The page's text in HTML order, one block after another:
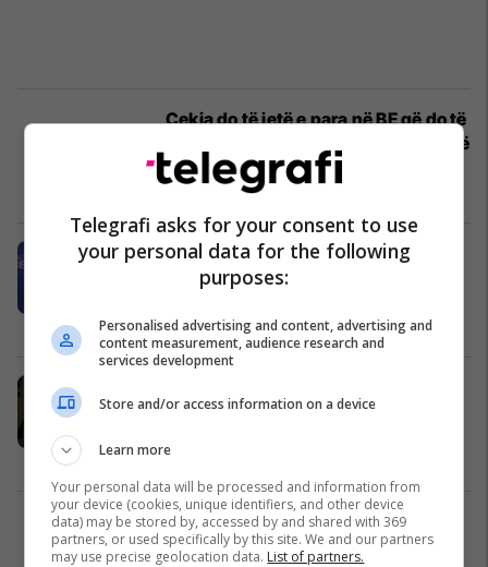
Çekia do të jetë e para në BE që do të
lejojë shpejtësinë deri në 150 km/orë
në autostrada
Auto Lajme 23/08/2025
Ministri i Jashtëm çek për takimin
Trump-Putin: Dëgjuam përsëri
Rusisë
Evropa 16/08/2025
sigurojnë të ardhurat evropianët e
Botë
2
Telegrafi asks for your consent to use
your personal data for the following
purposes:
Personalised advertising and content, advertising and
content measurement, audience research and
services development
Store and/or access information on a device
Learn more
Your personal data will be processed and information from
your device (cookies, unique identifiers, and other device
data) may be stored by, accessed by and shared with 369
partners, or used specifically by this site. We and our partners
may use precise geolocation data. List of partners.